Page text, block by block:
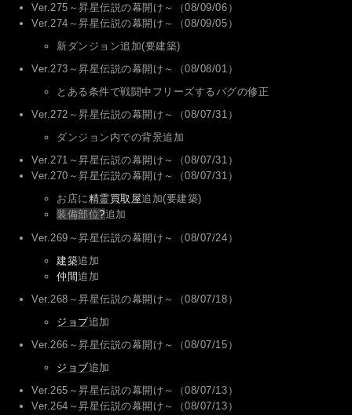
Ver.275～昇星伝説の幕開け～（08/09/06）
Ver.274～昇星伝説の幕開け～（08/09/05）
新ダンジョン追加(要建築)
Ver.273～昇星伝説の幕開け～（08/08/01）
とある条件で戦闘中フリーズするバグの修正
Ver.272～昇星伝説の幕開け～（08/07/31）
ダンジョン内での背景追加
Ver.271～昇星伝説の幕開け～（08/07/31）
Ver.270～昇星伝説の幕開け～（08/07/31）
お店に精霊買取屋追加(要建築)
装備部位?追加
Ver.269～昇星伝説の幕開け～（08/07/24）
建築追加
仲間追加
Ver.268～昇星伝説の幕開け～（08/07/18）
ジョブ追加
Ver.266～昇星伝説の幕開け～（08/07/15）
ジョブ追加
Ver.265～昇星伝説の幕開け～（08/07/13）
Ver.264～昇星伝説の幕開け～（08/07/13）